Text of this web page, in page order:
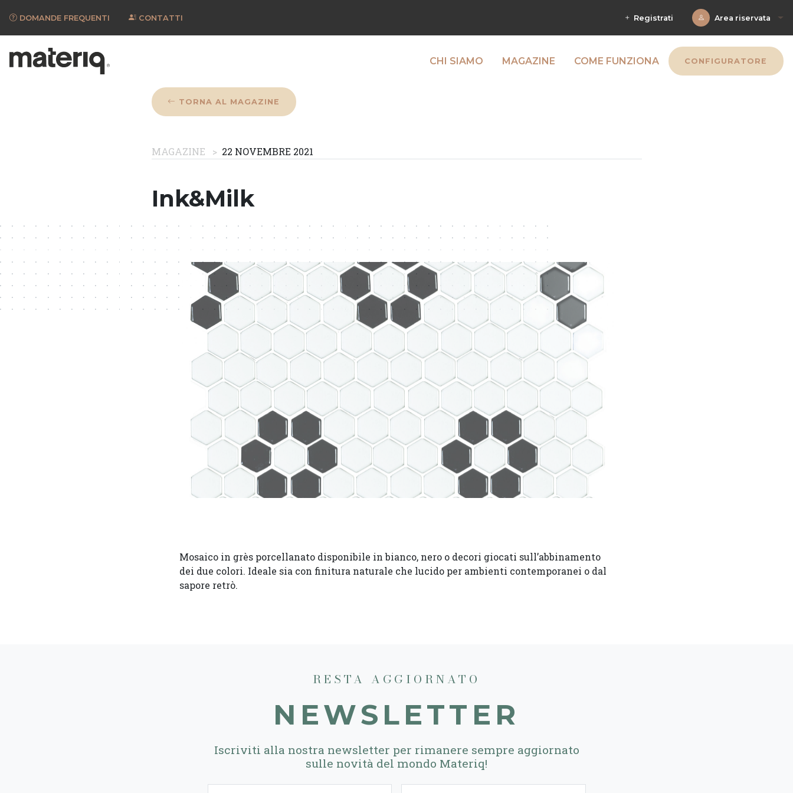
DOMANDE FREQUENTI CONTATTI Registrati Area riservata
CHI SIAMO MAGAZINE COME FUNZIONA CONFIGURATORE
TORNA AL MAGAZINE
MAGAZINE 22 NOVEMBRE 2021
Ink&Milk
Mosaico in grès porcellanato disponibile in bianco, nero o decori giocati sull’abbinamento
dei due colori. Ideale sia con finitura naturale che lucido per ambienti contemporanei o dal
sapore retrò.
RESTA AGGIORNATO
NEWSLETTER
Iscriviti alla nostra newsletter per rimanere sempre aggiornato
sulle novità del mondo Materiq!